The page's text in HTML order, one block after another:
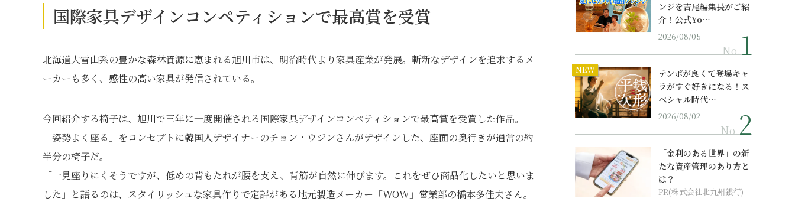
国際家具デザインコンペティションで最高賞を受賞
北海道大雪山系の豊かな森林資源に恵まれる旭川市は、明治時代より家具産業が発展。斬新なデザインを追求するメ
ーカーも多く、感性の高い家具が発信されている。
今回紹介する椅子は、旭川で三年に一度開催される国際家具デザインコンペティションで最高賞を受賞した作品。
「姿勢よく座る」をコンセプトに韓国人デザイナーのチョン・ウジンさんがデザインした、座面の奥行きが通常の約
半分の椅子だ。
「一見座りにくそうですが、低めの背もたれが腰を支え、背筋が自然に伸びます。これをぜひ商品化したいと思いま
した」と語るのは、スタイリッシュな家具作りで定評がある地元製造メーカー「WOW」営業部の橋本多佳夫さん。
ンジを吉尾編集長がご紹
介！公式Yo…
2026/08/05
No.
NEW
テンポが良くて登場キャ
ラがすぐ好きになる！ス
ペシャル時代…
2026/08/02
No.
「金利のある世界」の新
たな資産管理のあり方と
は？
PR(株式会社北九州銀行)